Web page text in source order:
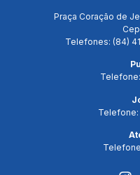
Praça Coração de
Telefones: (84)